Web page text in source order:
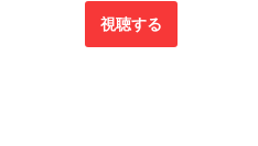
視聴する